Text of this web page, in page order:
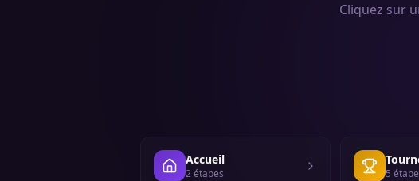
Cliquez sur
Accueil
2étapes 5 étape